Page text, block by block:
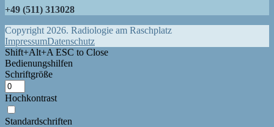
+49 (511) 313028
Copyright 2026. Radiologie am Raschplatz
ImpressumDatenschutz
Shift+Alt+A ESC to Close
Bedienungshilfen
Schriftgröße
Hochkontrast
Standardschriften